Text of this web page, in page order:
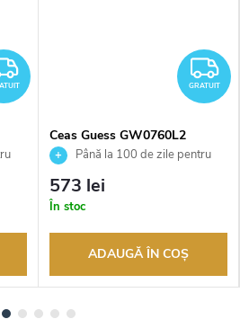
GRATUIT
GRATUIT
Ceas Guess GW0760L2
Până la 100 de zile pentru
returnarea bunurilor. Vânzător
autorizat
573 lei
În stoc
ADAUGĂ ÎN COŞ